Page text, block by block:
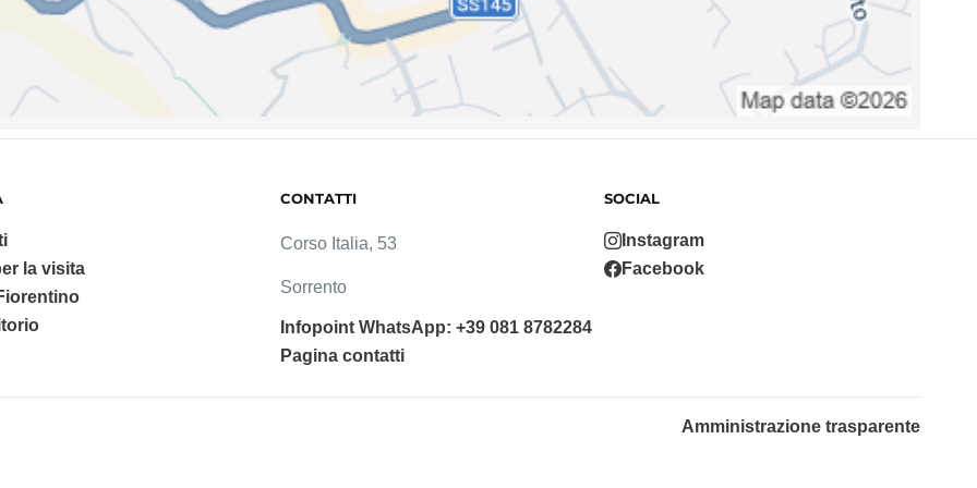
la visita
CONTATTI
Corso Italia, 53
Sorrento
Infopoint WhatsApp: +39 081 8782284
Pagina contatti
SOCIAL
Instagram
Facebook
Amministrazione trasparente